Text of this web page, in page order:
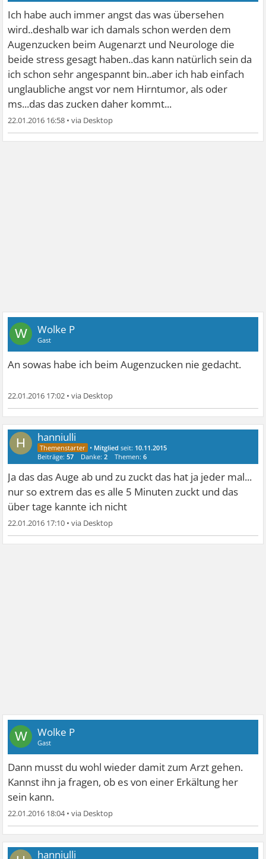
Ich habe auch immer angst das was übersehen
wird..deshalb war ich damals schon werden dem
Augenzucken beim Augenarzt und Neurologe die
beide stress gesagt haben..das kann natürlich sein da
ich schon sehr angespannt bin..aber ich hab einfach
unglaubliche angst vor nem Hirntumor, als oder
ms...das das zucken daher kommt...
22.01.2016 16:58 •
W Wolke P
Gast
An sowas habe ich beim Augenzucken nie gedacht.
22.01.2016 17:02 •
H hanniulli
• Mitglied seit: 10.11.2015
Beiträge:57 Danke:2 Themen:6
Ja das das Auge ab und zu zuckt das hat ja jeder mal...
nur so extrem das es alle 5 Minuten zuckt und das
über tage kannte ich nicht
22.01.2016 17:10 •
W Wolke P
Gast
Dann musst du wohl wieder damit zum Arzt gehen.
Kannst ihn ja fragen, ob es von einer Erkältung her
sein kann.
22.01.2016 18:04•
hanniulli